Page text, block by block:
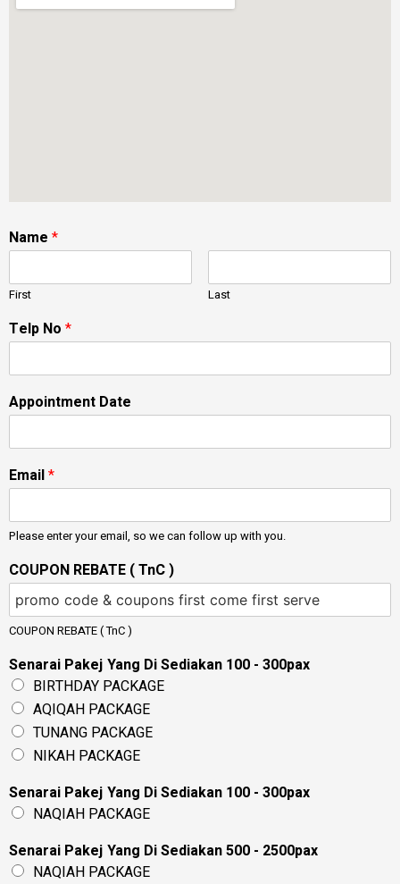
Name *
First Last
Telp No *
Appointment Date
Email*
Please enter your email, so we can follow up with you.
COUPON REBATE ( TnC )
COUPON REBATE ( TnC )
Senarai Pakej Yang Di Sediakan 100 - 300pax
BIRTHDAY PACKAGE
AQIQAH PACKAGE
TUNANG PACKAGE
NIKAH PACKAGE
Senarai Pakej Yang Di Sediakan 100 - 300pax
NAQIAH PACKAGE
Senarai Pakej Yang Di Sediakan 500 - 2500pax
NAQIAH PACKAGE